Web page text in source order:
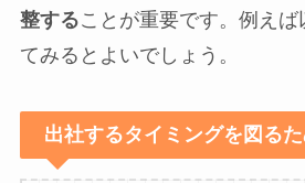
整することが重要です。例えば
てみるとよいでしょう。
出社するタイミングを図るた